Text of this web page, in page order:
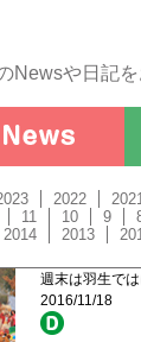
Newsや日記を
2022
11 10 9
2014 2013
週末は羽生では
2016/11/18